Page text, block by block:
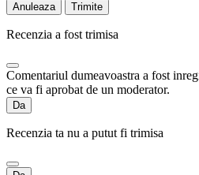
Anuleaza Trimite
Recenzia a fost trimisa
Comentariul dumeavoastra a fost
ce va fi aprobat de un moderator.
Da
Recenzia ta nu a putut fi trimisa